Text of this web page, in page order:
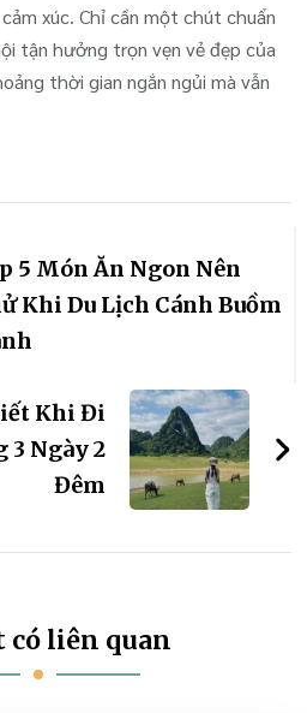
xúc. Chỉ cần một chút chuẩn
tận hưởng trọn vẹn vẻ đẹp của
thời gian ngắn ngủi mà vẫn
5 Món Ăn Ngon Nên
Khi Du Lịch Cánh Buồm
Khi Đi
3 Ngày 2
Đêm
có liên quan